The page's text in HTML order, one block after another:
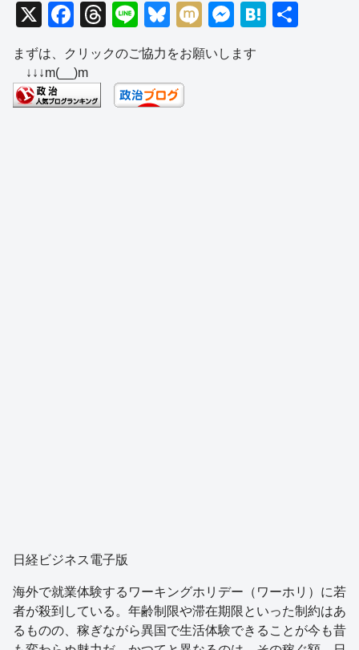
X
F
a
c
e
b
T
hr
e
a
d
Li
n
e
Bl
u
e
sk
y
M
ixi
M
e
ss
H
まずは、クリックのご協力をお願いします
↓↓↓m(__)m
日経ビジネス電子版
海外で就業体験するワーキングホリデー（ワーホリ）に若
者が殺到している。年齢制限や滞在期限といった制約はあ
るものの、稼ぎながら異国で生活体験できることが今も昔